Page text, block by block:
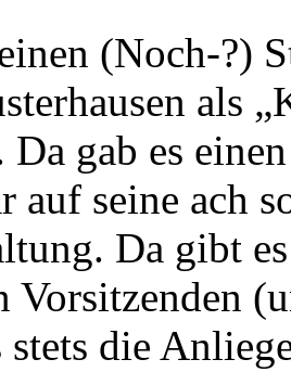
(Noch-?)
als
Da gab es
auf seine ach
Da gibt
Vorsitzenden
stets die